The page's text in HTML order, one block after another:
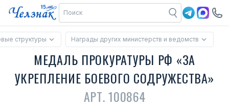
структуры Награды других министерств и ведомств
МЕДАЛЬ ПРОКУРАТУРЫ РФ «ЗА
УКРЕПЛЕНИЕ БОЕВОГО СОДРУЖЕСТВА»
АРТ. 100864